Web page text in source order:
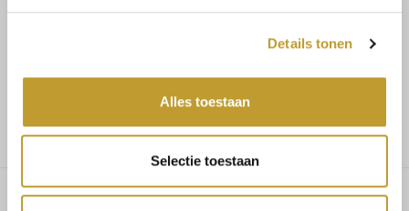
Details tonen
Alles toestaan
Selectie toestaan
Niedrige Versandkosten